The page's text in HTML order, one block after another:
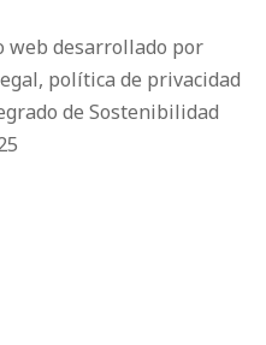
web desarrollado por
política de privacidad
de Sostenibilidad